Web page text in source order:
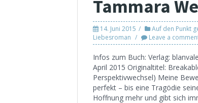
Tammara
14. Juni 2015 Auf den Punkt
Liebesroman
Leave a
Infos zum Buch: Verlag:
April 2015 Originaltitel:
Perspektivwechsel) Meine
perfekt – bis eine Tragödie
Hoffnung mehr und gibt sich